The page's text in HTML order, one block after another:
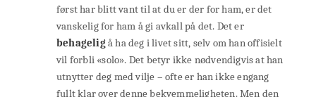
først har blitt vant til at du er der for ham, er det
vanskelig for ham å gi avkall på det. Det er
behageligå ha deg i livet sitt, selv om han offisielt
vil forbli «solo». Det betyr ikke nødvendigvis at han
utnytter deg med vilje – ofte er han ikke engang
fullt klar over denne bekvemmeligheten. Men den